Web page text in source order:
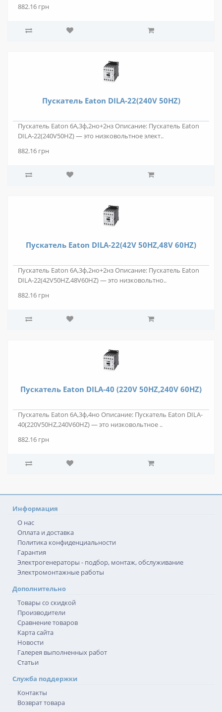
882.16 грн
Пускатель Eaton DILA-22(240V 50HZ)
Пускатель Eaton 6А,3ф,2но+2нз Описание: Пускатель Eaton
DILA-22(240V50HZ) — это низковольтное элект..
882.16 грн
Пускатель Eaton DILA-22(42V 50HZ,48V 60HZ)
Пускатель Eaton 6А,3ф,2но+2нз Описание: Пускатель Eaton
DILA-22(42V50HZ,48V60HZ) — это низковольтно..
882.16 грн
Пускатель Eaton DILA-40 (220V 50HZ,240V 60HZ)
Пускатель Eaton 6А,3ф,4но Описание: Пускатель Eaton DILA-
40(220V50HZ,240V60HZ) — это низковольтное ..
882.16 грн
Информация
О нас
Оплата и доставка
Политика конфиденциальности
Гарантия
Электрогенераторы - подбор, монтаж, обслуживание
Электромонтажные работы
Дополнительно
Товары со скидкой
Производители
Сравнение товаров
Карта сайта
Новости
Галерея выполненных работ
Статьи
Служба поддержки
Контакты
Возврат товара